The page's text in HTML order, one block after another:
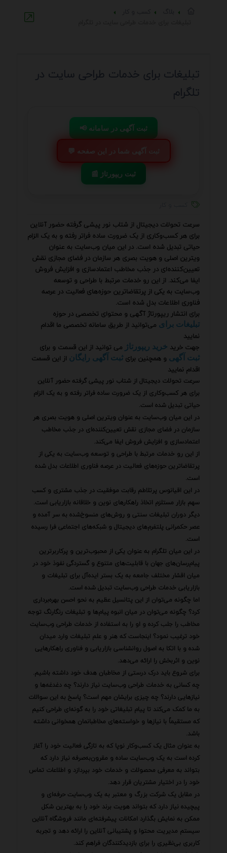
تبلیغات برای خدمات طراحی سایت در
تلگرام
📢 ثبت آگهی در سامانه
💬 ثبت آگهی شما در این صفحه
📰 ثبت ریپورتاژ
سرعت تحولات دیجیتال از شتاب نور پیشی گرفته حضور آنلاین
برای هر کسب‌وکاری از یک ضرورت ساده فراتر رفته و به یک الزام
حیاتی تبدیل شده است. در این میان وب‌سایت به عنوان
ویترین اصلی و هویت بصری هر سازمان در فضای مجازی نقش
تعیین‌کننده‌ای در جذب مخاطب اعتمادسازی و افزایش فروش
ایفا می‌کند. از این رو خدمات مرتبط با طراحی و توسعه
وب‌سایت به یکی از پرتقاضاترین حوزه‌های فعالیت در عرصه
فناوری اطلاعات بدل شده است.
برای انتشار ریپورتاژ آگهی و محتوای تخصصی در حوزه
تبلیغات برای می‌توانید از طریق سامانه تخصصی ما اقدام
نمایید
جهت خرید خرید ریپورتاژ می توانید از این قسمت و برای
ثبت آگهی و همچنین برای ثبت آگهی رایگان از این قسمت
اقدام نمایید
سرعت تحولات دیجیتال از شتاب نور پیشی گرفته حضور آنلاین
برای هر کسب‌وکاری از یک ضرورت ساده فراتر رفته و به یک الزام
حیاتی تبدیل شده است.
در این میان وب‌سایت به عنوان ویترین اصلی و هویت بصری هر
سازمان در فضای مجازی نقش تعیین‌کننده‌ای در جذب مخاطب
اعتمادسازی و افزایش فروش ایفا می‌کند.
از این رو خدمات مرتبط با طراحی و توسعه وب‌سایت به یکی از
پرتقاضاترین حوزه‌های فعالیت در عرصه فناوری اطلاعات بدل شده
است.
در این اقیانوس پرتلاطم رقابت موفقیت در جذب مشتری و کسب
سهم بازار مستلزم اتخاذ راهکارهای نوین و خلاقانه بازاریابی است.
دیگر دوران تبلیغات سنتی و روش‌های منسوخ‌شده به سر آمده و
عصر حکمرانی پلتفرم‌های دیجیتال و شبکه‌های اجتماعی فرا رسیده
است.
در این میان تلگرام به عنوان یکی از محبوب‌ترین و پرکاربرترین
پیام‌رسان‌های جهان با قابلیت‌های متنوع و گستردگی نفوذ خود در
میان اقشار مختلف جامعه به یک بستر ایده‌آل برای تبلیغات و
بازاریابی خدمات طراحی وب‌سایت تبدیل شده است.
اما چگونه می‌توان از این پتانسیل عظیم به نحو احسن بهره‌برداری
کرد؟ چگونه می‌توان در میان انبوه پیام‌ها و تبلیغات رنگارنگ توجه
مخاطب را جلب کرده و او را به استفاده از خدمات طراحی وب‌سایت
خود ترغیب نمود؟ اینجاست که هنر و علم تبلیغات وارد میدان
شده و با اتکا به اصول روانشناسی بازاریابی و فناوری راهکارهایی
نوین و اثربخش را ارائه می‌دهد.
برای شروع باید درک درستی از مخاطبان هدف خود داشته باشیم.
چه کسانی به خدمات طراحی وب‌سایت نیاز دارند؟ چه دغدغه‌ها و
نیازهایی دارند؟ چه چیزی برایشان مهم است؟ پاسخ به این سوالات
به ما کمک می‌کند تا پیام تبلیغاتی خود را به گونه‌ای طراحی کنیم
که مستقیماً با نیازها و خواسته‌های مخاطبانمان همخوانی داشته
باشد.
به عنوان مثال یک کسب‌وکار نوپا که به تازگی فعالیت خود را آغاز
کرده است به یک وب‌سایت ساده و مقرون‌به‌صرفه نیاز دارد که
بتواند به معرفی محصولات و خدمات خود بپردازد و اطلاعات تماس
خود را در اختیار مشتریان قرار دهد.
در مقابل یک شرکت بزرگ و معتبر به یک وب‌سایت حرفه‌ای و
پیچیده نیاز دارد که بتواند هویت برند خود را به بهترین شکل
ممکن به نمایش بگذارد امکانات پیشرفته‌ای مانند فروشگاه آنلاین
سیستم مدیریت محتوا و پشتیبانی آنلاین را ارائه دهد و تجربه
کاربری بی‌نظیری را برای بازدیدکنندگان فراهم کند.